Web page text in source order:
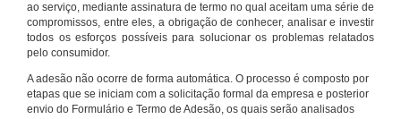
ao serviço, mediante assinatura de termo no qual aceitam uma série de
compromissos, entre eles, a obrigação de conhecer, analisar e investir
todos os esforços possíveis para solucionar os problemas relatados
pelo consumidor.
A adesão não ocorre de forma automática. O processo é composto por
etapas que se iniciam com a solicitação formal da empresa e posterior
envio do Formulário e Termo de Adesão, os quais serão analisados